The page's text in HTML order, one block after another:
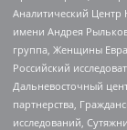
Аналитический Центр
имени Андрея
группа, Женщины
Российский
Дальневосточный
партнерства,
исследований,